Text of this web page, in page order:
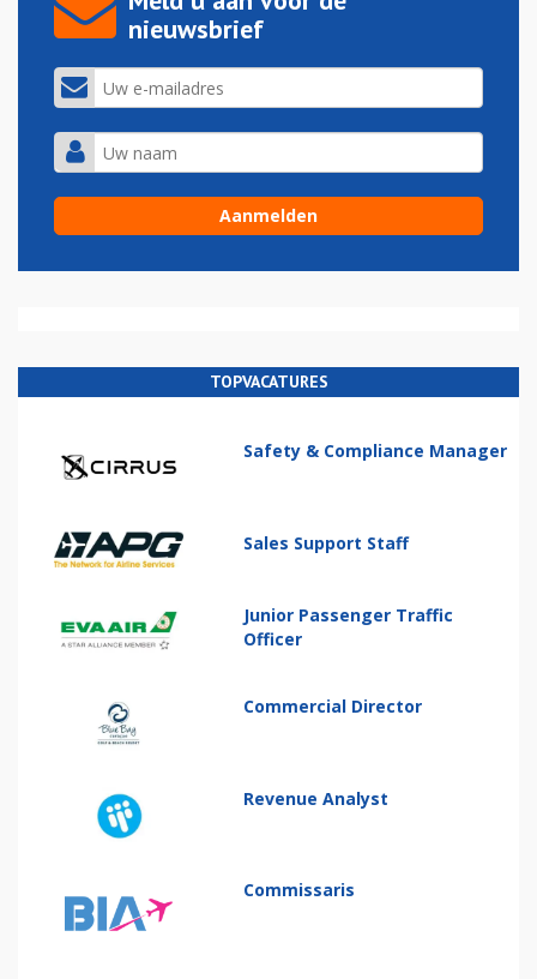
nieuwsbrief
TOPVACATURES
Safety & Compliance Manager
Sales Support Staff
Junior Passenger Traffic
Officer
Commercial Director
Revenue Analyst
Commissaris